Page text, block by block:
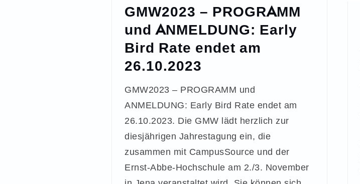
GMW2023 – PROGRAMM
und ANMELDUNG: Early
Bird Rate endet am
26.10.2023
GMW2023 – PROGRAMM und
ANMELDUNG: Early Bird Rate endet am
26.10.2023. Die GMW lädt herzlich zur
diesjährigen Jahrestagung ein, die
zusammen mit CampusSource und der
Ernst-Abbe-Hochschule am 2./3. November